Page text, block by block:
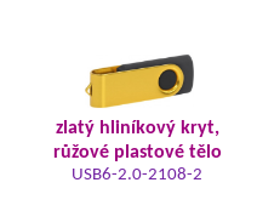
zlatý hliníkový kryt,
růžové plastové tělo
USB6-2.0-2108-2